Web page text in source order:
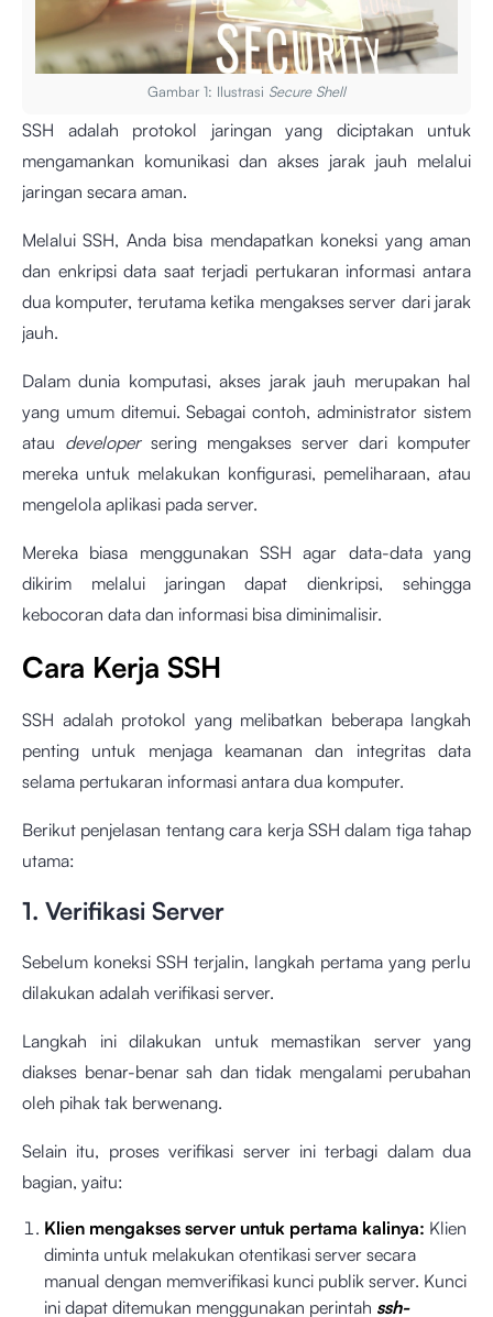
Gambar 1: Ilustrasi Secure Shell
SSH adalah protokol jaringan yang diciptakan untuk
mengamankan komunikasi dan akses jarak jauh melalui
jaringan secara aman.
Melalui SSH, Anda bisa mendapatkan koneksi yang aman
dan enkripsi data saat terjadi pertukaran informasi antara
dua komputer, terutama ketika mengakses server dari jarak
jauh.
Dalam dunia komputasi, akses jarak jauh merupakan hal
yang umum ditemui. Sebagai contoh, administrator sistem
atau developersering mengakses server dari komputer
mereka untuk melakukan konfigurasi, pemeliharaan, atau
mengelola aplikasi pada server.
Mereka biasa menggunakan SSH agar data-data yang
dikirim melalui jaringan dapat dienkripsi, sehingga
kebocoran data dan informasi bisa diminimalisir.
Cara Kerja SSH
SSH adalah protokol yang melibatkan beberapa langkah
penting untuk menjaga keamanan dan integritas data
selama pertukaran informasi antara dua komputer.
Berikut penjelasan tentang cara kerja SSH dalam tiga tahap
utama:
1. Verifikasi Server
Sebelum koneksi SSH terjalin, langkah pertama yang perlu
dilakukan adalah verifikasi server.
Langkah ini dilakukan untuk memastikan server yang
diakses benar-benar sah dan tidak mengalami perubahan
oleh pihak tak berwenang.
Selain itu, proses verifikasi server ini terbagi dalam dua
bagian, yaitu:
Klien mengakses server untuk pertama kalinya: Klien
diminta untuk melakukan otentikasi server secara
manual dengan memverifikasi kunci publik server. Kunci
ini dapat ditemukan menggunakan perintah ssh-